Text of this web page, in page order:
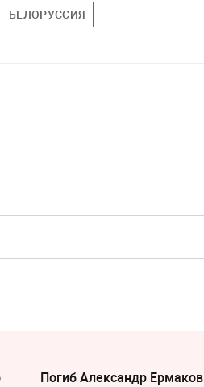
БЕЛОРУССИЯ
Погиб Александр Ермаков